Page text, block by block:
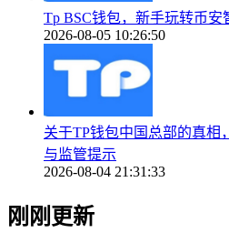
Tp BSC钱包，新手玩转币
2026-08-05 10:26:50
关于TP钱包中国总部的真相
与监管提示
2026-08-04 21:31:33
刚刚更新